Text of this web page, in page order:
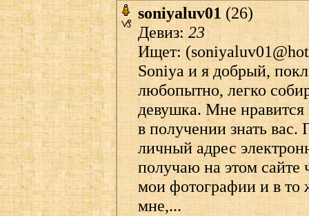
soniyaluv01 (26)
Девиз:23
Ищет: (
Soniya и я добрый,
любопытно, легко
девушка. Мне
в получении знать вас.
личный адрес
получаю на этом сайте
мои фотографии и в то
мне,...